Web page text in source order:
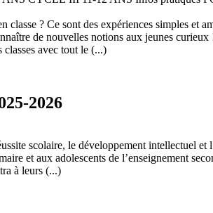
classe ? Ce sont des expériences simples
de nouvelles notions aux jeunes curieux
avec tout le (...)
2026
scolaire, le développement intellectuel
et aux adolescents de l’enseignement
à leurs (...)